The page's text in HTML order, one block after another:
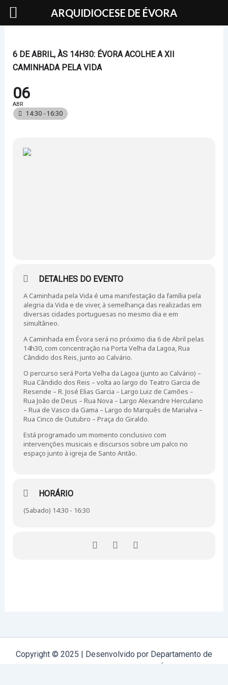
Skip
6 DE ABRIL, ÀS 14H30: ÉVORA ACOLHE A XII
CAMINHADA PELA VIDA
06
ABR
14:30 - 16:30
DETALHES DO EVENTO
A Caminhada pela Vida é uma manifestação da família pela
alegria da Vida e de viver, à semelhança das realizadas em
diversas cidades portuguesas no mesmo dia e em
simultâneo.
A Caminhada em Évora será no próximo dia 6 de Abril pelas
14h30, com concentração na Porta Velha da Lagoa, Rua
Cândido dos Reis, junto ao Calvário.
O percurso será Porta Velha da Lagoa (junto ao Calvário) –
Rua Cândido dos Reis – volta ao largo do Teatro Garcia de
Resende – R. José Elias Garcia – Largo Luiz de Camões –
Rua João de Deus – Rua Nova – Largo Alexandre Herculano
– Rua de Vasco da Gama – Largo do Marquês de Marialva –
Rua Cinco de Outubro – Praça do Giraldo.
Está programado um momento conclusivo com
intervenções musicais e discursos sobre um palco no
espaço junto à igreja de Santo Antão.
HORÁRIO
(Sabado) 14:30 - 16:30
Copyright © 2025 | Desenvolvido por Departamento de
ARQUIDIOCESE DE ÉVORA